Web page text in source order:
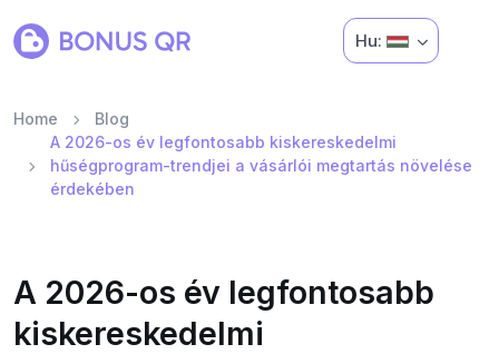
Hu:
Home
Blog
A 2026-os év legfontosabb kiskereskedelmi
hűségprogram-trendjei a vásárlói megtartás növelése
érdekében
A 2026-os év legfontosabb
kiskereskedelmi